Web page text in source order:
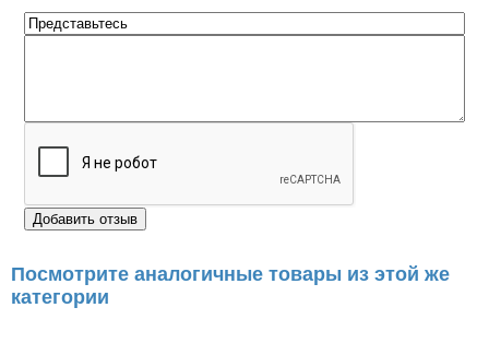
Посмотрите аналогичные товары из этой же
категории